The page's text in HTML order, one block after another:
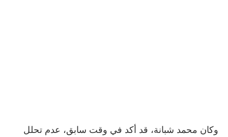
وكان محمد شبانة، قد أكد في وقت سابق، عدم تحلل